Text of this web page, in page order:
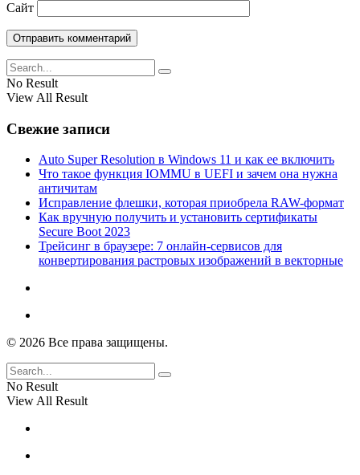
Сайт
No Result
View All Result
Свежие записи
Auto Super Resolution в Windows 11 и как ее включить
Что такое функция IOMMU в UEFI и зачем она нужна
античитам
Исправление флешки, которая приобрела RAW-формат
Как вручную получить и установить сертификаты
Secure Boot 2023
Трейсинг в браузере: 7 онлайн-сервисов для
конвертирования растровых изображений в векторные
© 2026 Все права защищены.
No Result
View All Result